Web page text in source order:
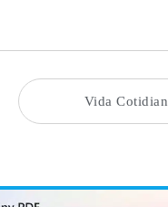
Vida